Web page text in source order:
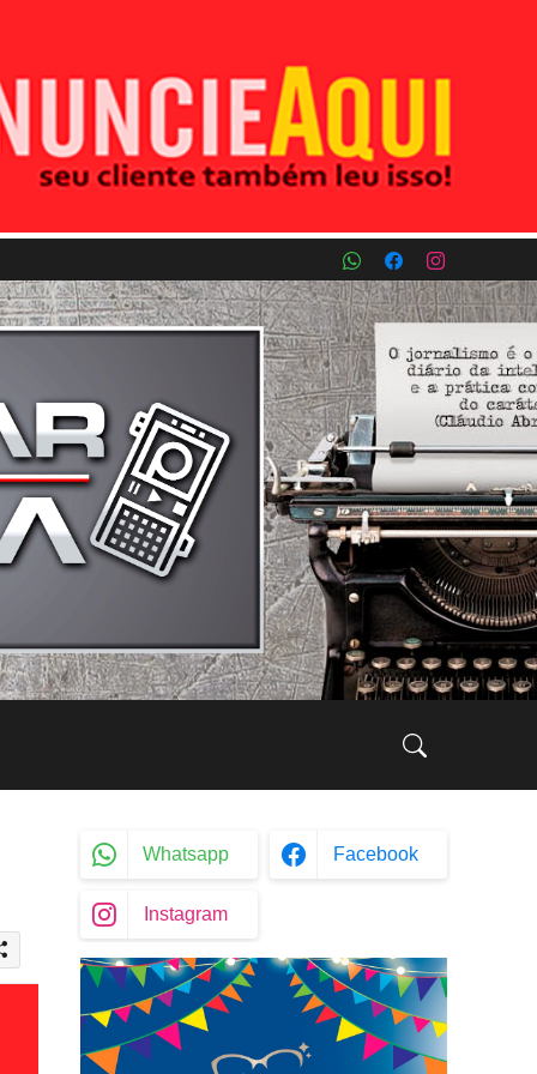
Whatsapp Facebook
Instagram